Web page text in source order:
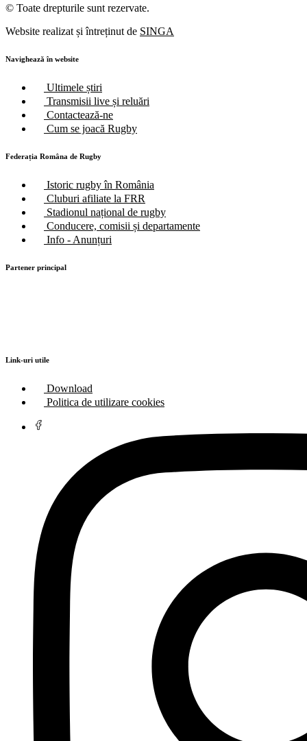
© Toate drepturile sunt rezervate.
Website realizat și întreținut de SINGA
Navighează în website
Ultimele știri
Transmisii live și reluări
Contactează-ne
Cum se joacă Rugby
Federația Româna de Rugby
Istoric rugby în România
Cluburi afiliate la FRR
Stadionul național de rugby
Conducere, comisii și departamente
Info - Anunțuri
Partener principal
Link-uri utile
Download
Politica de utilizare cookies